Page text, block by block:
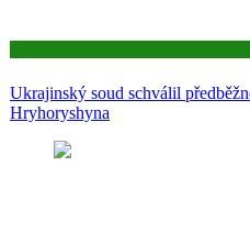
Ukrajinský soud schválil
Hryhoryshyna